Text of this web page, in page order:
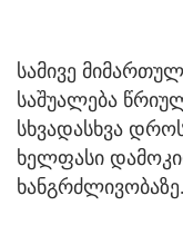
სამივე
საშუალება
სხვადასხვა
ხელფასი
ხანგრძლივობაზე.